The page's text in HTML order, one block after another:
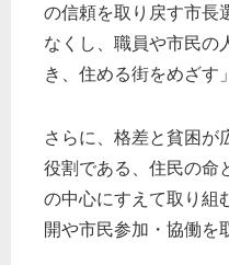
の信頼を取り戻す市長
なくし、職員や市民の
き、住める街をめざす
さらに、格差と貧困が
役割である、住民の命
の中心にすえて取り組
開や市民参加・協働を